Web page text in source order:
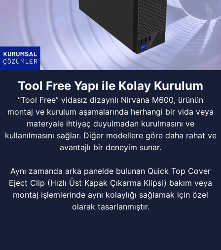
Tool Free Yapı ile Kolay Kurulum
“Tool Free” vidasız dizaynlı Nirvana M600, ürünün
montaj ve kurulum aşamalarında herhangi bir vida veya
materyale ihtiyaç duyulmadan kurulmasını ve
kullanılmasını sağlar. Diğer modellere göre daha rahat ve
avantajlı bir deneyim sunar.
Aynı zamanda arka panelde bulunan Quick Top Cover
Eject Clip (Hızlı Üst Kapak Çıkarma Klipsi) bakım veya
montaj işlemlerinde aynı kolaylığı sağlamak için özel
olarak tasarlanmıştır.